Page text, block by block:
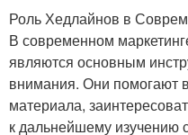
Роль Хедлайнов в
В современном
являются основным
внимания. Они помогают
материала,
к дальнейшему изучению